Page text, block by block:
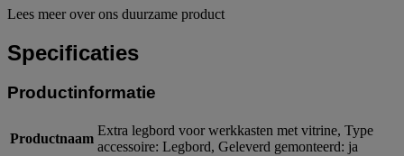
Lees meer over ons duurzame product
Specificaties
Productinformatie
Productnaam
Extra legbord voor werkkasten met vitrine, Type
accessoire: Legbord, Geleverd gemonteerd: ja